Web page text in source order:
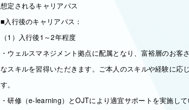
想定されるキャリアパス
■入行後のキャリアパス：
（1）入行後1～2年程度
・ウェルスマネジメント拠点に配属となり、富裕層のお
なスキルを習得いただきます。ご本人のスキルや経験に応
す。
・研修（e-learning）とOJTにより適宜サポートを実施して